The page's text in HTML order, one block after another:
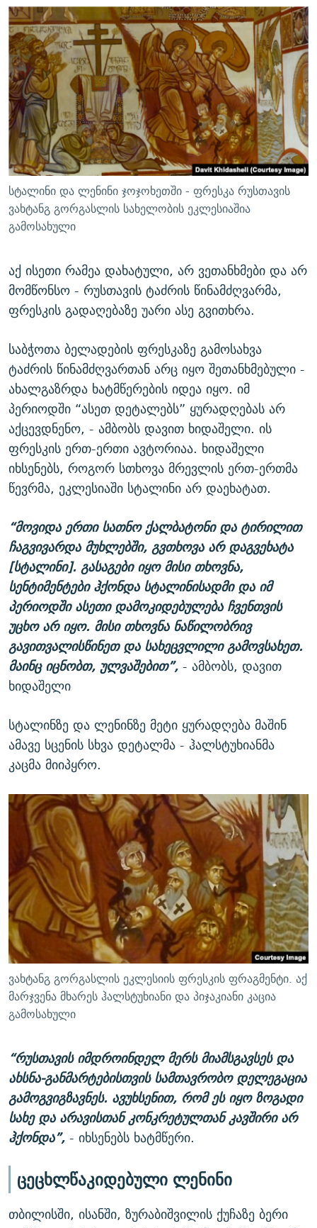
სტალინი და ლენინი ჯოჯოხეთში - ფრესკა რუსთავის
ვახტანგ გორგასლის სახელობის ეკლესიაშია
გამოსახული
აქ ისეთი რამეა დახატული, არ ვეთანხმები და არ
მომწონსო - რუსთავის ტაძრის წინამძღვარმა,
ფრესკის გადაღებაზე უარი ასე გვითხრა.
საბჭოთა ბელადების ფრესკაზე გამოსახვა
ტაძრის წინამძღვართან არც იყო შეთანხმებული -
ახალგაზრდა ხატმწერების იდეა იყო. იმ
პერიოდში “ასეთ დეტალებს” ყურადღებას არ
აქცევდნენო, - ამბობს დავით ხიდაშელი. ის
ფრესკის ერთ-ერთი ავტორიაა. ხიდაშელი
იხსენებს, როგორ სთხოვა მრევლის ერთ-ერთმა
წევრმა, ეკლესიაში სტალინი არ დაეხატათ.
“მოვიდა ერთი სათნო ქალბატონი და ტირილით
ჩაგვივარდა მუხლებში, გვთხოვა არ დაგვეხატა
[სტალინი]. გასაგები იყო მისი თხოვნა,
სენტიმენტები ჰქონდა სტალინისადმი და იმ
პერიოდში ასეთი დამოკიდებულება ჩვენთვის
უცხო არ იყო. მისი თხოვნა ნაწილობრივ
გავითვალისწინეთ და სახეცვლილი გამოვსახეთ.
მაინც იცნობთ, ულვაშებით”,- ამბობს, დავით
ხიდაშელი
სტალინზე და ლენინზე მეტი ყურადღება მაშინ
ამავე სცენის სხვა დეტალმა - ჰალსტუხიანმა
კაცმა მიიპყრო.
ვახტანგ გორგასლის ეკლესიის ფრესკის ფრაგმენტი. აქ
მარჯვენა მხარეს ჰალსტუხიანი და პიჯაკიანი კაცია
გამოსახული
“რუსთავის იმდროინდელ მერს მიამსგავსეს და
ახსნა-განმარტებისთვის სამთავრობო დელეგაცია
გამოგვიგზავნეს. ავუხსენით, რომ ეს იყო ზოგადი
სახე და არავისთან კონკრეტულთან კავშირი არ
ჰქონდა”,- იხსენებს ხატმწერი.
ცეცხლწაკიდებული ლენინი
თბილისში, ისანში, ზურაბიშვილის ქუჩაზე ბერი